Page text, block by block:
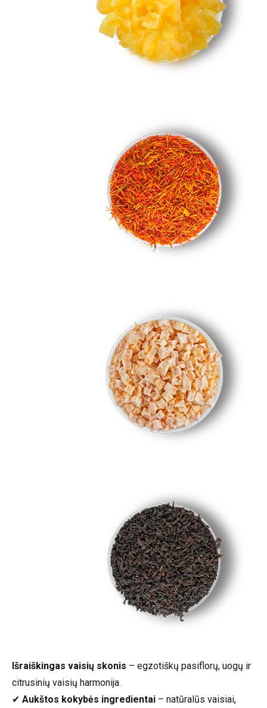
Išraiškingas vaisių skonis – egzotiškų pasiflorų, uogų ir
citrusinių vaisių harmonija.
✔ Aukštos kokybės ingredientai – natūralūs vaisiai,